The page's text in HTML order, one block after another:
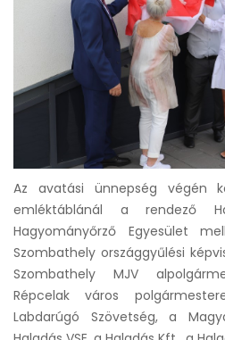
Az avatási ünnepség végén
emléktáblánál a rendező
Hagyományőrző Egyesület
Szombathely országgyűlési
Szombathely MJV
Répcelak város
Labdarúgó Szövetség, a